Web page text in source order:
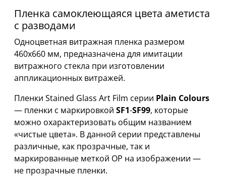
Пленка самоклеющаяся цвета аметиста
с разводами
Одноцветная витражная пленка размером
460х660 мм, предназначена для имитации
витражного стекла при изготовлении
аппликационных витражей.
Пленки Stained Glass Art Film серии Plain Colours
— пленки с маркировкой SF1-SF99, которые
можно охарактеризовать общим названием
«чистые цвета». В данной серии представлены
различные, как прозрачные, так и
маркированные меткой OP на изображении —
не прозрачные пленки.